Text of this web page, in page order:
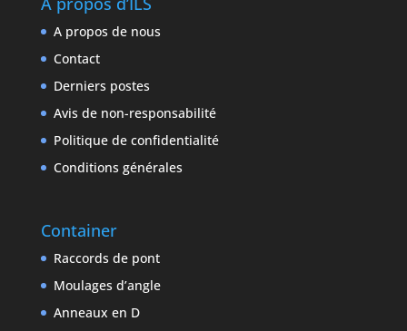
A propos de nous
Contact
Derniers postes
Avis de non-responsabilité
Politique de confidentialité
Conditions générales
Container
Raccords de pont
Moulages d’angle
Anneaux en D